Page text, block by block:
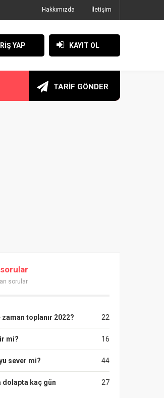
Hakkımızda İletişim
YAP KAYIT OL
TARİF GÖNDER
sorular
22
zaman toplanır 2022?
16
mi?
44
sever mi?
27
dolapta kaç gün